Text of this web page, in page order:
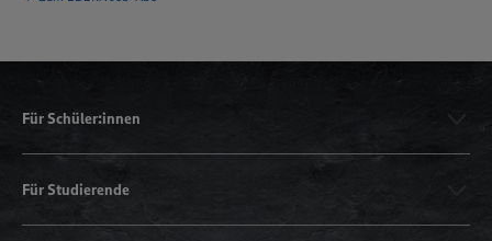
Für Schüler:innen
Für Studierende